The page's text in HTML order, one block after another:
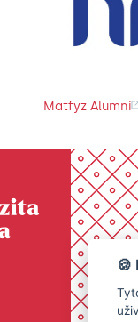
Matfyz Alumni
🍪